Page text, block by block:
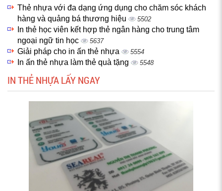
Thẻ nhựa với đa dạng ứng dụng cho chăm sóc khách
hàng và quảng bá thương hiệu
5502
In thẻ học viên kết hợp thẻ ngân hàng cho trung tâm
ngoại ngữ tin học
5637
Giải pháp cho in ấn thẻ nhựa 5554
In ấn thẻ nhựa làm thẻ quà tặng 5548
IN THẺ NHỰA LẤY NGAY